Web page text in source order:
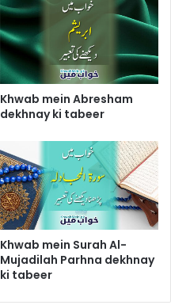
Khwab mein Abresham
dekhnay ki tabeer
Khwab mein Surah Al-
Mujadilah Parhna dekhnay
ki tabeer